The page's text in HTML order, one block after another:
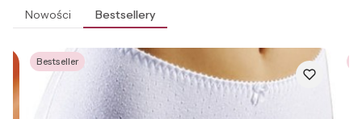
Nowości Bestsellery
Bestseller